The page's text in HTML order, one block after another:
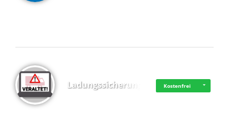
Ladungssicherung Kostenfrei